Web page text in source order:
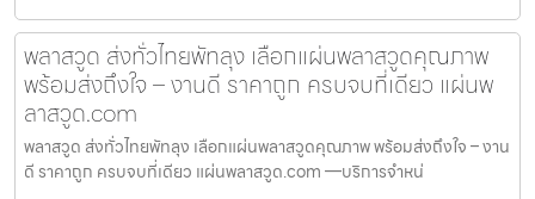
พลาสวูด ส่งทั่วไทยพัทลุง เลือกแผ่นพลาสวูดคุณภาพ
พร้อมส่งถึงใจ – งานดี ราคาถูก ครบจบที่เดียว แผ่นพ
ลาสวูด.com
พลาสวูด ส่งทั่วไทยพัทลุง เลือกแผ่นพลาสวูดคุณภาพ พร้อมส่งถึงใจ – งาน
ดี ราคาถูก ครบจบที่เดียว แผ่นพลาสวูด.com —บริการจำหน่